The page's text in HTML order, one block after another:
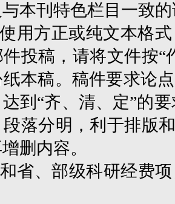
本刊特色栏目一致
用方正或纯文本格
投稿，请将文件按
纸本稿。稿件要求论
到“齐、清、定”的
落分明，利于排版
删内容。
省、部级科研经费